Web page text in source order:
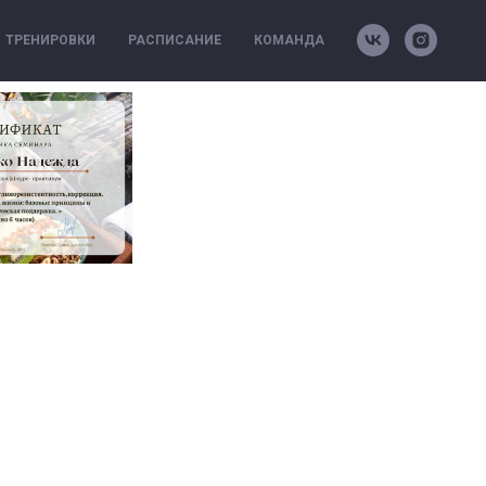
ТРЕНИРОВКИ РАСПИСАНИЕ КОМАНДА